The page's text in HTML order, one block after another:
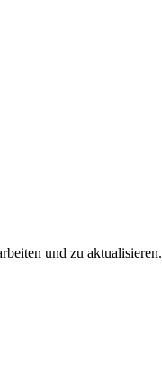
und zu aktualisieren.